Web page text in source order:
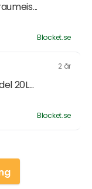
Blocket.se
2 år
20L...
Blocket.se